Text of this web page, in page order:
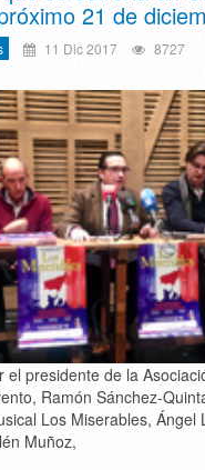
21 de
11 Dic 2017 8727
el presidente de la
Ramón Sánchez-
Los Miserables, Ángel
Muñoz,